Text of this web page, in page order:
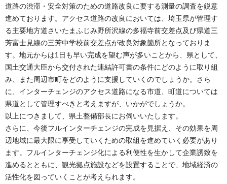
道路の渋滞・安全対策のための道路改良に要する測量の調査を鋭意
進めております。アクセス道路の改良においては、埼玉県が管理す
る主要地方道さいたまふじみ野所沢線の多福寺前交差点及び県道三
芳富士見線の三芳中学校前交差点が改良対象箇所となっておりま
す。地元からは1日も早い完成を望む声が多いことから、県として、
国土交通大臣から交付された連結許可書の条件にどのように取り組
み、また周辺市町をどのように支援していくのでしょうか。さら
に、インターチェンジのアクセス道路になる市道、町道については
県道として管理すべきと考えますが、いかがでしょうか。
以上につきまして、県土整備部長にお伺いいたします。
さらに、今後フルインターチェンジの完成を見据え、その効果を周
辺地域に最大限に享受していくための取組を進めていく必要があり
ます。フルインターチェンジ化による利便性を生かして企業誘致を
進めるとともに、観光拠点施設などを設置することで、地域経済の
活性化を図っていくことが考えられます。